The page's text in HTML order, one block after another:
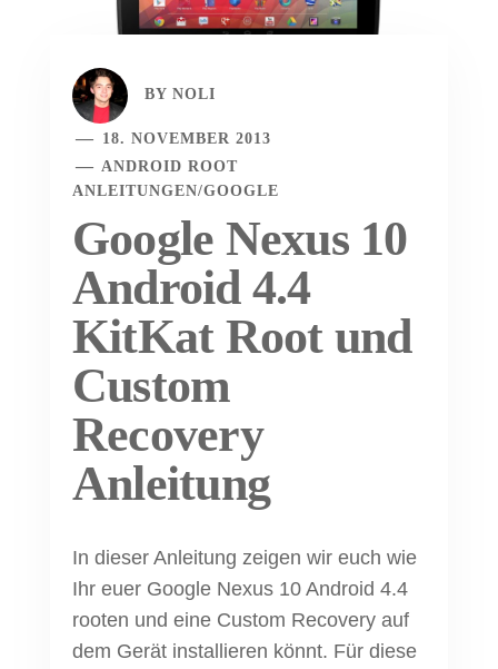
BY NOLI
18. NOVEMBER 2013
ANDROID ROOT
ANLEITUNGEN/GOOGLE
Google Nexus 10
Android 4.4
KitKat Root und
Custom
Recovery
Anleitung
In dieser Anleitung zeigen wir euch wie
Ihr euer Google Nexus 10 Android 4.4
rooten und eine Custom Recovery auf
dem Gerät installieren könnt. Für diese